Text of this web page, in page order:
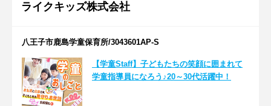
ライクキッズ株式会社
八王子市鹿島学童保育所/3043601AP-S
【学童Staff】子どもたちの笑顔に囲まれて
学童指導員になろう♪20～30代活躍中！